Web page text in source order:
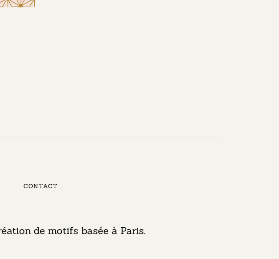
CONTACT
de motifs basée à Paris.